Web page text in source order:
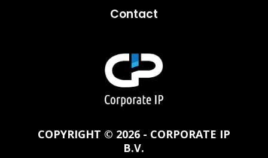
Contact
COPYRIGHT © 2026 - CORPORATE IP
B.V.